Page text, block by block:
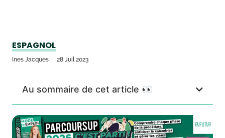
ESPAGNOL
Ines Jacques 28 Juil 2023
Au sommaire de cet article 👀